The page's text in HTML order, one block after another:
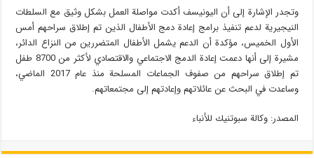
وتجدر الإشارة إلى أن اليونيسف أكدت مواصلة العمل بشكل وثيق مع السلطات
النيجيرية لدعم تنفيذ برامج إعادة دمج الأطفال الذين تم إطلاق سراحهم أمس
الأول الخميس، مؤكدة أن الدعم يشمل الأطفال المتضررين من النزاع الدائر،
مشيرة إلى أنها دعمت إعادة الدمج الاجتماعي والاقتصادي لأكثر من 8700 طفل
تم إطلاق سراحهم من صفوف الجماعات المسلحة منذ عام 2017 الماضي،
وساعدت في البحث عن عائلاتهم وإعادتهم إلى مجتمعاتهم.
المصدر: وكالة سبوتنیك للأنباء